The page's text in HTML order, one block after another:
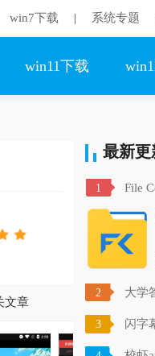
win7下载 系统专题
win11下载
文章
最新更
1 File
2 大学
3 闪字